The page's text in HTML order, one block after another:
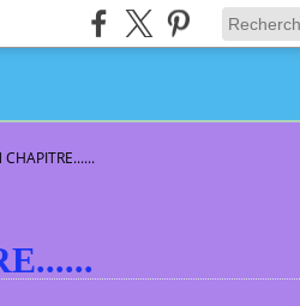
CHAPITRE......